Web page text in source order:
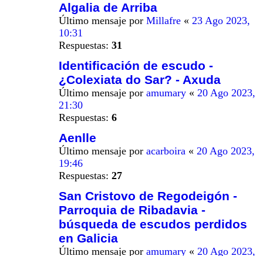
Algalia de Arriba
Último mensaje por Millafre « 23 Ago 2023,
10:31
Respuestas: 31
Identificación de escudo -
¿Colexiata do Sar? - Axuda
Último mensaje por amumary « 20 Ago 2023,
21:30
Respuestas: 6
Aenlle
Último mensaje por acarboira « 20 Ago 2023,
19:46
Respuestas: 27
San Cristovo de Regodeigón -
Parroquia de Ribadavia -
búsqueda de escudos perdidos
en Galicia
Último mensaje por amumary « 20 Ago 2023,